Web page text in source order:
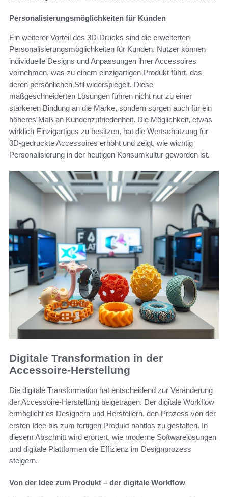
Personalisierungsmöglichkeiten für Kunden
Ein weiterer Vorteil des 3D-Drucks sind die erweiterten
Personalisierungsmöglichkeiten für Kunden. Nutzer können
individuelle Designs und Anpassungen ihrer Accessoires
vornehmen, was zu einem einzigartigen Produkt führt, das
deren persönlichen Stil widerspiegelt. Diese
maßgeschneiderten Lösungen führen nicht nur zu einer
stärkeren Bindung an die Marke, sondern sorgen auch für ein
höheres Maß an Kundenzufriedenheit. Die Möglichkeit, etwas
wirklich Einzigartiges zu besitzen, hat die Wertschätzung für
3D-gedruckte Accessoires erhöht und zeigt, wie wichtig
Personalisierung in der heutigen Konsumkultur geworden ist.
Digitale Transformation in der
Accessoire-Herstellung
Die digitale Transformation hat entscheidend zur Veränderung
der Accessoire-Herstellung beigetragen. Der digitale Workflow
ermöglicht es Designern und Herstellern, den Prozess von der
ersten Idee bis zum fertigen Produkt nahtlos zu gestalten. In
diesem Abschnitt wird erörtert, wie moderne Softwarelösungen
und digitale Plattformen die Effizienz im Designprozess
steigern.
Von der Idee zum Produkt – der digitale Workflow